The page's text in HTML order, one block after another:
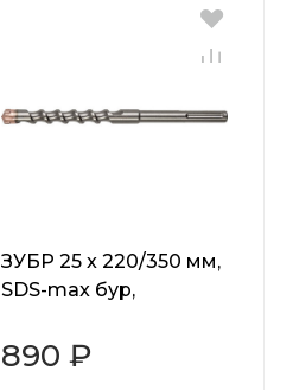
ЗУБР 25 x 220/350 мм,
SDS-max бур,
(29350-320-25)
890 ₽